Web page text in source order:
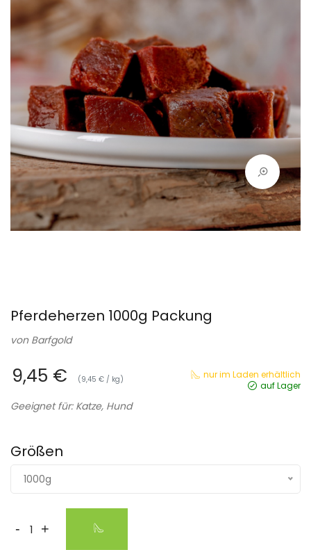
Pferdeherzen 1000g Packung
von Barfgold
9,45 € (9,45 € / kg)
nur im Laden erhältlich
auf Lager
Geeignet für: Katze, Hund
Größen
1000g
- +